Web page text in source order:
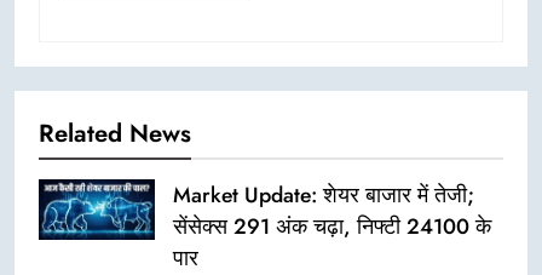
Related News
Market Update: शेयर बाजार में तेजी;
सेंसेक्स 291 अंक चढ़ा, निफ्टी 24100 के
पार